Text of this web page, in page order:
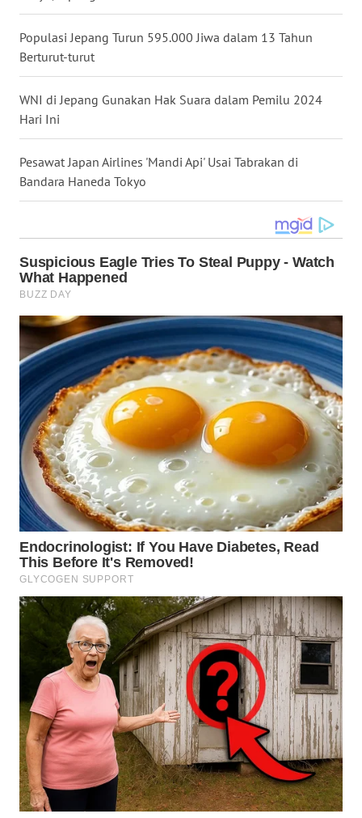
Populasi Jepang Turun 595.000 Jiwa dalam 13 Tahun
Berturut-turut
WNI di Jepang Gunakan Hak Suara dalam Pemilu 2024
Hari Ini
Pesawat Japan Airlines 'Mandi Api' Usai Tabrakan di
Bandara Haneda Tokyo
NUSANTARA
WN
JOGJA
WN
JATIM
WN
WN
KALBAR
WN
KALTENG
WN
KALTARA
WN
KALSEL
WN
KALTIM
WN
SULSEL
WN
GORONTALO
WN
SULUT
WN
MALUKU
WN